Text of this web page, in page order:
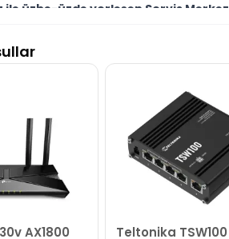
ilə üzbə-üzdə yerləşən Servis
AX23 AX1800 Dual-Band
28 Mall TM-dən 150 metr məsafədə yerləşir.
modelləri istərsə də digər
məsləhətə ehtiyacınız varsa
AX23 AX1800 Dual-Band
göstərdiyiniz üçün təşəkkür edirik!
AX1800
Teltonika TSW100